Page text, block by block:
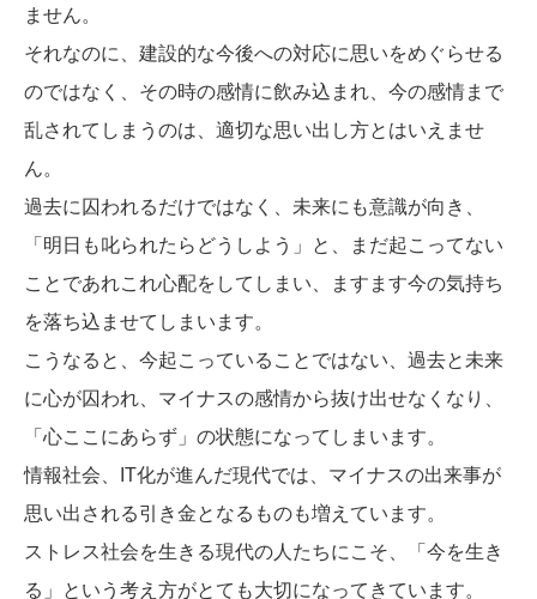
ません。
それなのに、建設的な今後への対応に思いをめぐらせる
のではなく、その時の感情に飲み込まれ、今の感情まで
乱されてしまうのは、適切な思い出し方とはいえませ
ん。
過去に囚われるだけではなく、未来にも意識が向き、
「明日も叱られたらどうしよう」と、まだ起こってない
ことであれこれ心配をしてしまい、ますます今の気持ち
を落ち込ませてしまいます。
こうなると、今起こっていることではない、過去と未来
に心が囚われ、マイナスの感情から抜け出せなくなり、
「心ここにあらず」の状態になってしまいます。
情報社会、IT化が進んだ現代では、マイナスの出来事が
思い出される引き金となるものも増えています。
ストレス社会を生きる現代の人たちにこそ、「今を生き
る」という考え方がとても大切になってきています。